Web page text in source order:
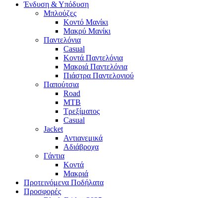
Ένδυση & Υπόδυση
Μπλούζες
Κοντό Μανίκι
Μακρύ Μανίκι
Παντελόνια
Casual
Κοντά Παντελόνια
Μακριά Παντελόνια
Πιάστρα Παντελονιού
Παπούτσια
Road
MTB
Τρεξίματος
Casual
Jacket
Αντιανεμικά
Αδιάβροχα
Γάντια
Κοντά
Μακριά
Προτεινόμενα Ποδήλατα
Προσφορές